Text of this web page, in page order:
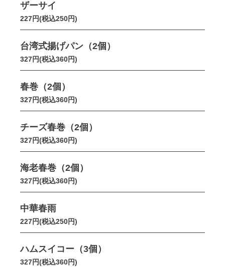
ザーサイ
227円(税込250円)
台湾式揚げパン（2個）
327円(税込360円)
春巻（2個）
327円(税込360円)
チーズ春巻（2個）
327円(税込360円)
海老春巻（2個）
327円(税込360円)
中華春雨
227円(税込250円)
ハムスイコー（3個）
327円(税込360円)